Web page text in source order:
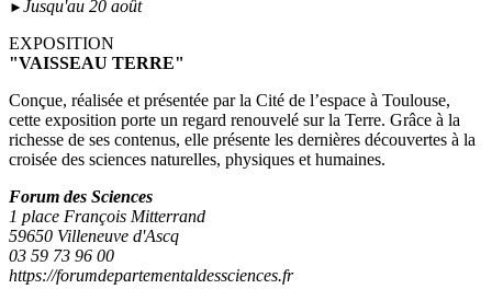
► Jusqu'au 20 août
EXPOSITION
"VAISSEAU TERRE"
Conçue, réalisée et présentée par la Cité de l’espace à Toulouse,
cette exposition porte un regard renouvelé sur la Terre. Grâce à la
richesse de ses contenus, elle présente les dernières découvertes à la
croisée des sciences naturelles, physiques et humaines.
Forum des Sciences
1 place François Mitterrand
59650 Villeneuve d'Ascq
03 59 73 96 00
https://forumdepartementaldessciences.fr